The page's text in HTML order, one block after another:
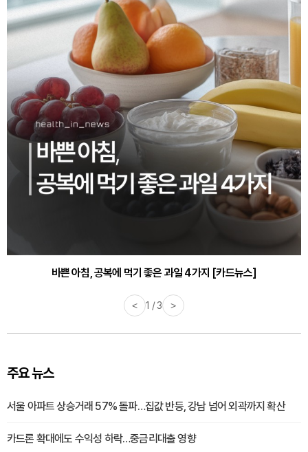
바쁜 아침, 공복에 먹기 좋은 과일 4가지 [카드뉴스]
30대부터 유병률 2배...여자에게 꼭 필요한 검사는? [카드뉴스]
< 1 / 3 >
주요 뉴스
서울 아파트 상승거래 57% 돌파…집값 반등, 강남 넘어 외곽까지 확산
카드론 확대에도 수익성 하락…중금리대출 영향